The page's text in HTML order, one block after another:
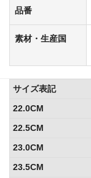
品番
素材・生産国
サイズ表記
22.0CM
22.5CM
23.0CM
23.5CM